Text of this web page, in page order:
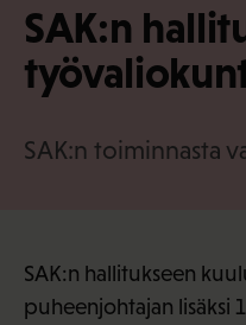
·SAK:n
SAK:n toiminnasta
SAK:n hallitukseen
puheenjohtajan lisäksi